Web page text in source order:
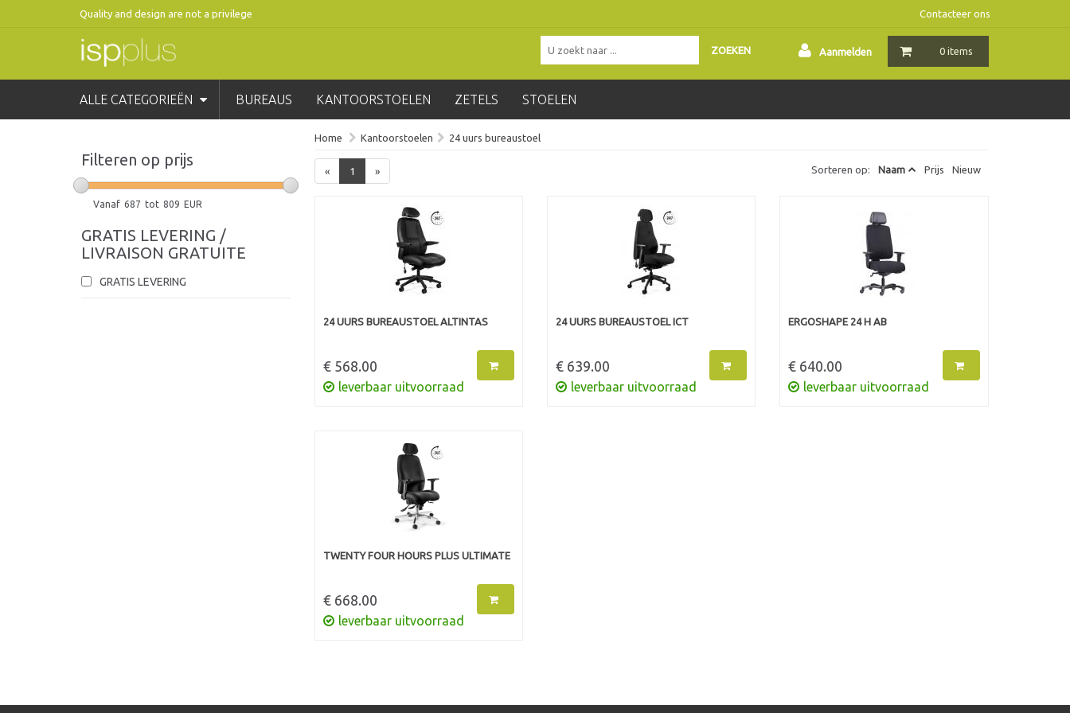
Quality and design are not a privilege Contacteer ons
0 items
Aanmelden
ZOEKEN
ALLE CATEGORIEËN BUREAUS KANTOORSTOELEN ZETELS STOELEN
Filteren op prijs
Vanaf 687 tot 809 EUR
GRATIS LEVERING /
LIVRAISON GRATUITE
GRATIS LEVERING
Home Kantoorstoelen 24 uurs bureaustoel
« 1 » Sorteren op: Naam Prijs Nieuw
24 UURS BUREAUSTOEL ALTINTAS
€ 568.00
leverbaar uitvoorraad
24 UURS BUREAUSTOEL ICT
€ 639.00
leverbaar uitvoorraad
ERGOSHAPE 24 H AB
€ 640.00
leverbaar uitvoorraad
TWENTY FOUR HOURS PLUS ULTIMATE
€ 668.00
leverbaar uitvoorraad